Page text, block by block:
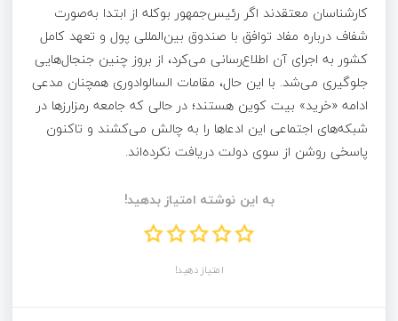
کارشناسان معتقدند اگر رئیس‌جمهور بوکله از ابتدا به‌صورت
شفاف درباره مفاد توافق با صندوق بین‌المللی پول و تعهد کامل
کشور به اجرای آن اطلاع‌رسانی می‌کرد، از بروز چنین جنجال‌هایی
جلوگیری می‌شد. با این حال، مقامات السالوادوری همچنان مدعی
ادامه «خرید» بیت کوین هستند؛ در حالی که جامعه رمزارزها در
شبکه‌های اجتماعی این ادعاها را به چالش می‌کشند و تاکنون
پاسخی روشن از سوی دولت دریافت نکرده‌اند.
به این نوشته امتیاز بدهید!
امتیاز دهید!